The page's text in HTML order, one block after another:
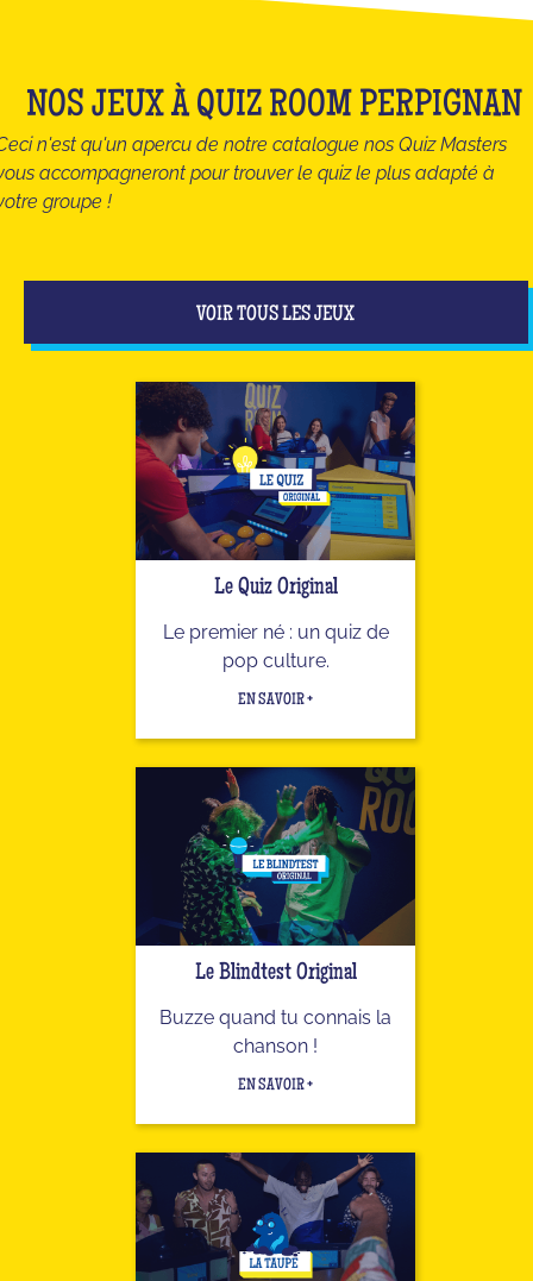
NOS JEUX À QUIZ ROOM PERPIGNAN
n'est qu'un apercu de notre catalogue nos Quiz Masters
accompagneront pour trouver le quiz le plus adapté à
groupe !
Le Quiz Original
Le premier né : un quiz de
pop culture.
EN SAVOIR +
Le Blindtest Original
Buzze quand tu connais la
chanson !
EN SAVOIR +
VOIR TOUS LES JEUX